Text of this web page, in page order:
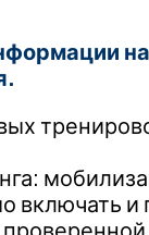
включать и